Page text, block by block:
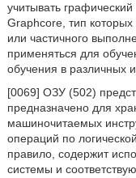
учитывать
Graphcore, тип
или частичного
применяться для
обучения в различных
[0069] ОЗУ (502)
предназначено для
машиночитаемых
операций по
правило, содержит
системы и